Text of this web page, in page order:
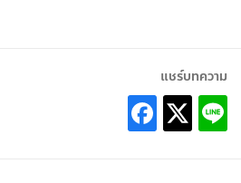
แชร์บทความ